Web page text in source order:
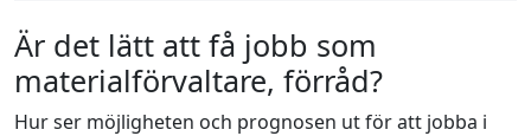
Är det lätt att få jobb som
materialförvaltare, förråd?
Hur ser möjligheten och prognosen ut för att jobba i